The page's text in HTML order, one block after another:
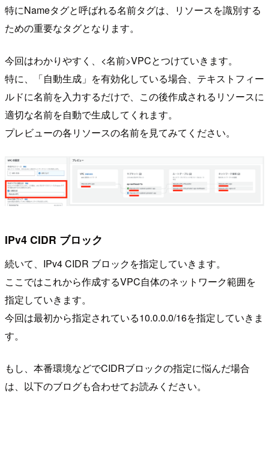
特にNameタグと呼ばれる名前タグは、リソースを識別する
ための重要なタグとなります。
今回はわかりやすく、<名前>VPCとつけていきます。
特に、「自動生成」を有効化している場合、テキストフィー
ルドに名前を入力するだけで、この後作成されるリソースに
適切な名前を自動で生成してくれます。
プレビューの各リソースの名前を見てみてください。
IPv4 CIDR ブロック
続いて、IPv4 CIDR ブロックを指定していきます。
ここではこれから作成するVPC自体のネットワーク範囲を
指定していきます。
今回は最初から指定されている10.0.0.0/16を指定していきま
す。
もし、本番環境などでCIDRブロックの指定に悩んだ場合
は、以下のブログも合わせてお読みください。